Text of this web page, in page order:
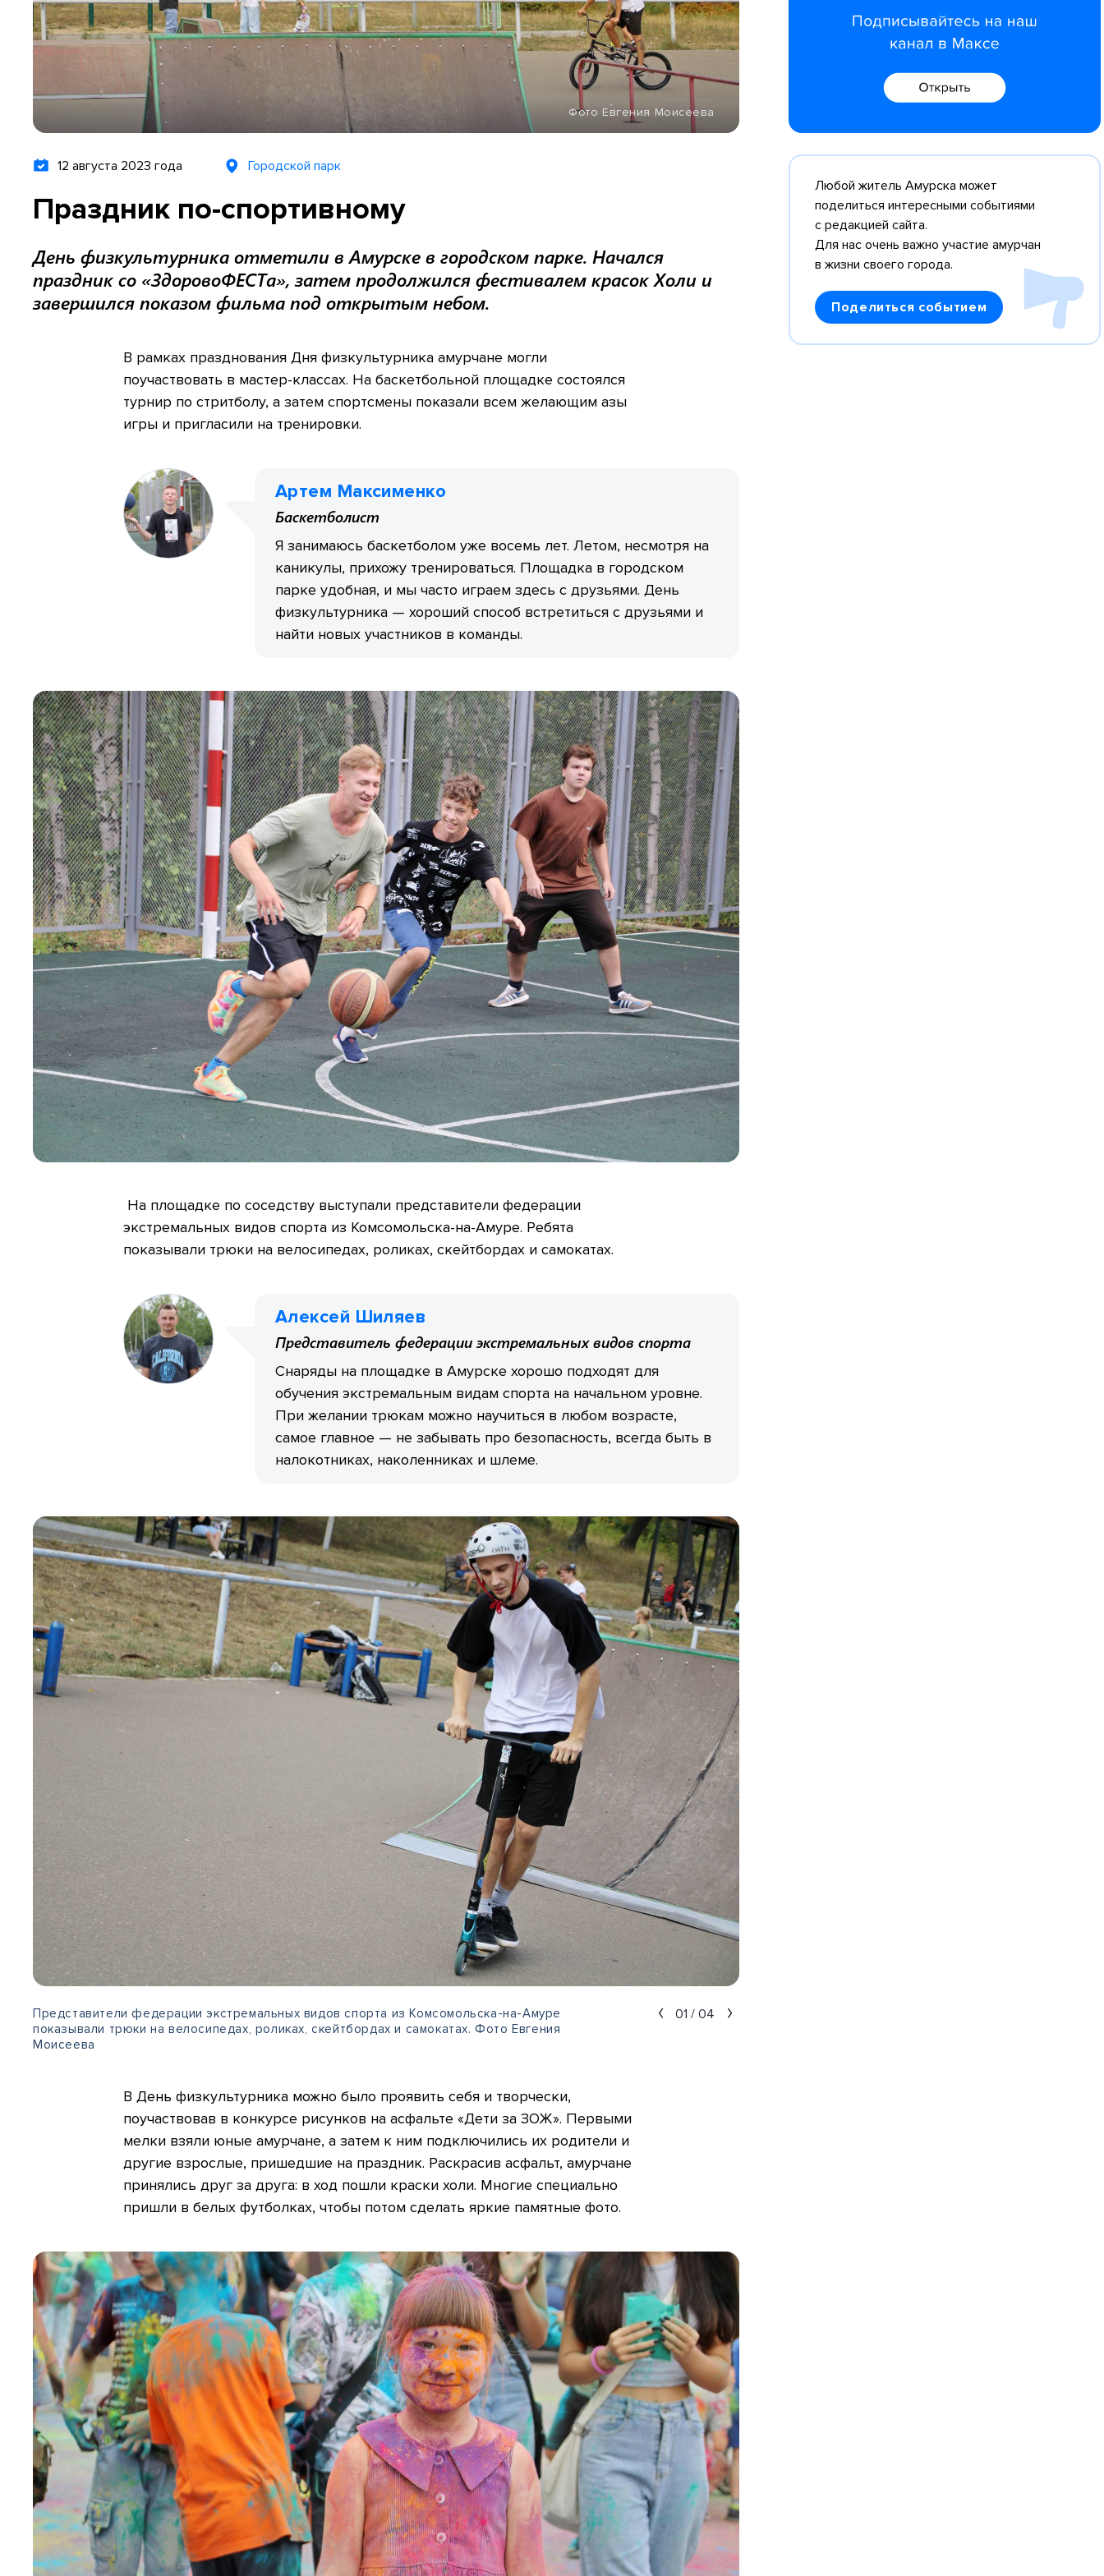
Фото Евгения Моисеева
12 августа 2023 года Городской парк
Праздник по-спортивному
День физкультурника отметили в Амурске в городском парке. Начался
праздник со «ЗдоровоФЕСТа», затем продолжился фестивалем красок Холи и
завершился показом фильма под открытым небом.
В рамках празднования Дня физкультурника амурчане могли
поучаствовать в мастер-классах. На баскетбольной площадке состоялся
турнир по стритболу, а затем спортсмены показали всем желающим азы
игры и пригласили на тренировки.
Артем Максименко
Баскетболист
Я занимаюсь баскетболом уже восемь лет. Летом, несмотря на
каникулы, прихожу тренироваться. Площадка в городском
парке удобная, и мы часто играем здесь с друзьями. День
физкультурника — хороший способ встретиться с друзьями и
найти новых участников в команды.
​ На площадке по соседству выступали представители федерации
экстремальных видов спорта из Комсомольска-на-Амуре. Ребята
показывали трюки на велосипедах, роликах, скейтбордах и самокатах.
Алексей Шиляев
Представитель федерации экстремальных видов спорта
Снаряды на площадке в Амурске хорошо подходят для
обучения экстремальным видам спорта на начальном уровне.
При желании трюкам можно научиться в любом возрасте,
самое главное — не забывать про безопасность, всегда быть в
налокотниках, наколенниках и шлеме.
Представители федерации экстремальных видов спорта из Комсомольска-на-Амуре
показывали трюки на велосипедах, роликах, скейтбордах и самокатах. Фото Евгения
Моисеева
01 / 04
В День физкультурника можно было проявить себя и творчески,
поучаствовав в конкурсе рисунков на асфальте «Дети за ЗОЖ». Первыми
мелки взяли юные амурчане, а затем к ним подключились их родители и
другие взрослые, пришедшие на праздник. Раскрасив асфальт, амурчане
принялись друг за друга: в ход пошли краски холи. Многие специально
пришли в белых футболках, чтобы потом сделать яркие памятные фото.
Любой житель Амурска может
поделиться интересными событиями
с редакцией сайта.
Для нас очень важно участие амурчан
в жизни своего города.
Поделиться событием